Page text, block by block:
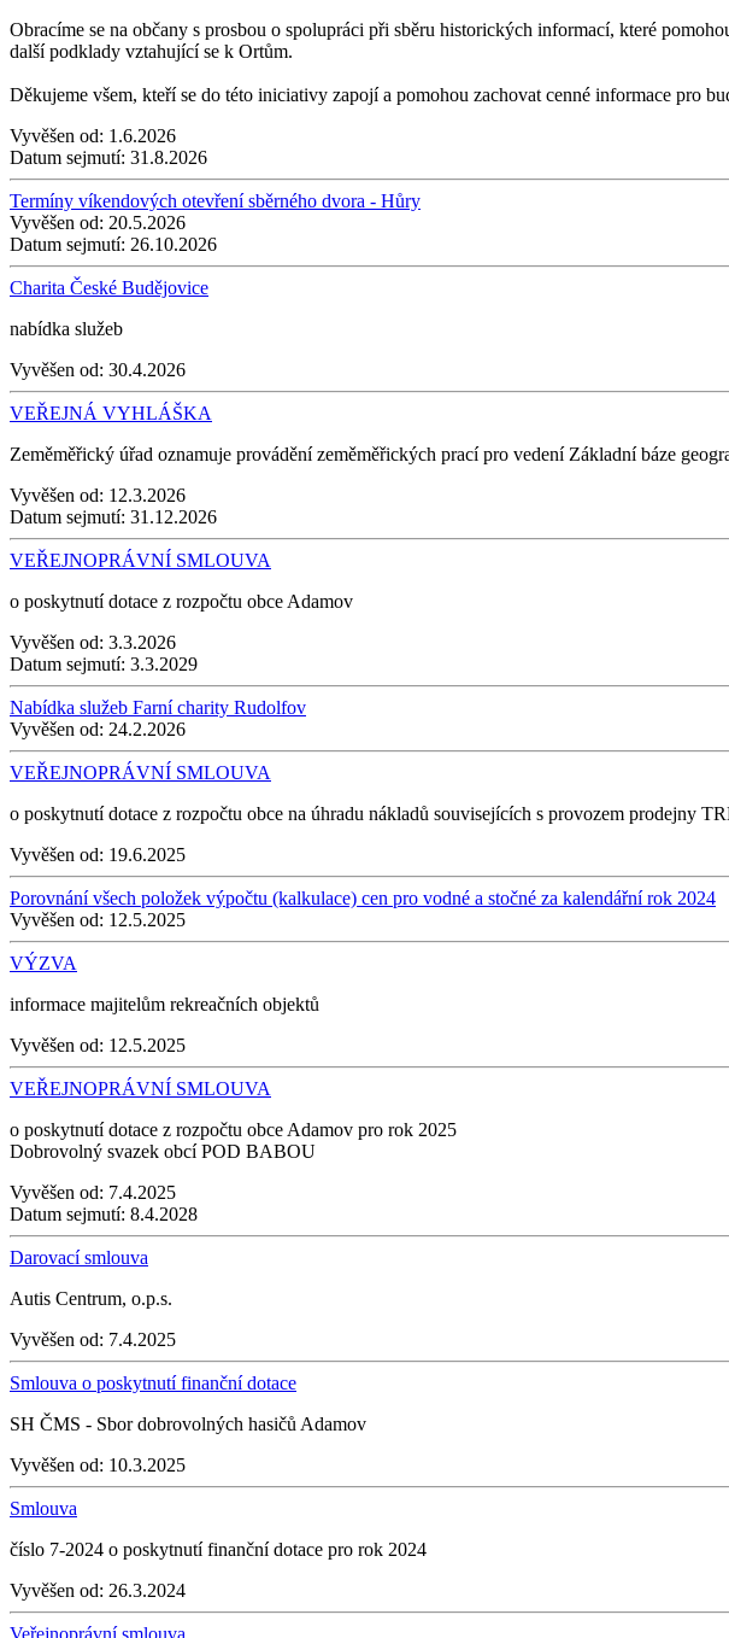
Obracíme se na občany s prosbou o spolupráci při sběru historických informací, které
další podklady vztahující se k Ortům.
Děkujeme všem, kteří se do této iniciativy zapojí a pomohou zachovat cenné informace pro
Vyvěšen od: 1.6.2026
Datum sejmutí: 31.8.2026
Termíny víkendových otevření sběrného dvora - Hůry
Vyvěšen od: 20.5.2026
Datum sejmutí: 26.10.2026
Charita České Budějovice
nabídka služeb
Vyvěšen od: 30.4.2026
VEŘEJNÁ VYHLÁŠKA
Zeměměřický úřad oznamuje provádění zeměměřických prací pro vedení Základní báze
Vyvěšen od: 12.3.2026
Datum sejmutí: 31.12.2026
VEŘEJNOPRÁVNÍ SMLOUVA
o poskytnutí dotace z rozpočtu obce Adamov
Vyvěšen od: 3.3.2026
Datum sejmutí: 3.3.2029
Nabídka služeb Farní charity Rudolfov
Vyvěšen od: 24.2.2026
VEŘEJNOPRÁVNÍ SMLOUVA
o poskytnutí dotace z rozpočtu obce na úhradu nákladů souvisejících s provozem prodejny
Vyvěšen od: 19.6.2025
Porovnání všech položek výpočtu (kalkulace) cen pro vodné a stočné za kalendářní rok 2024
Vyvěšen od: 12.5.2025
VÝZVA
informace majitelům rekreačních objektů
Vyvěšen od: 12.5.2025
VEŘEJNOPRÁVNÍ SMLOUVA
o poskytnutí dotace z rozpočtu obce Adamov pro rok 2025
Dobrovolný svazek obcí POD BABOU
Vyvěšen od: 7.4.2025
Datum sejmutí: 8.4.2028
Darovací smlouva
Autis Centrum, o.p.s.
Vyvěšen od: 7.4.2025
Smlouva o poskytnutí finanční dotace
SH ČMS - Sbor dobrovolných hasičů Adamov
Vyvěšen od: 10.3.2025
Smlouva
číslo 7-2024 o poskytnutí finanční dotace pro rok 2024
Vyvěšen od: 26.3.2024